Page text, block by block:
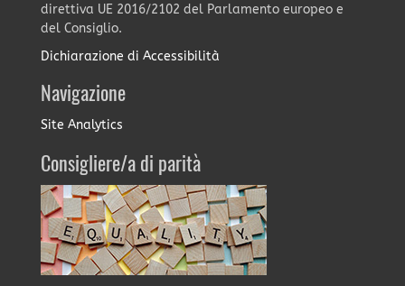
direttiva UE 2016/2102 del Parlamento europeo e
del Consiglio.
Dichiarazione di Accessibilità
Navigazione
Site Analytics
Consigliere/a di parità